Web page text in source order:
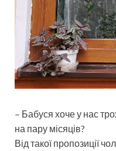
– Бабуся хоче у нас
на пару місяців?
Від такої пропозиції